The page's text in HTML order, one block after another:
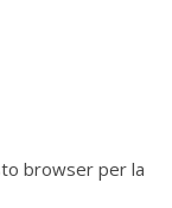
browser per la